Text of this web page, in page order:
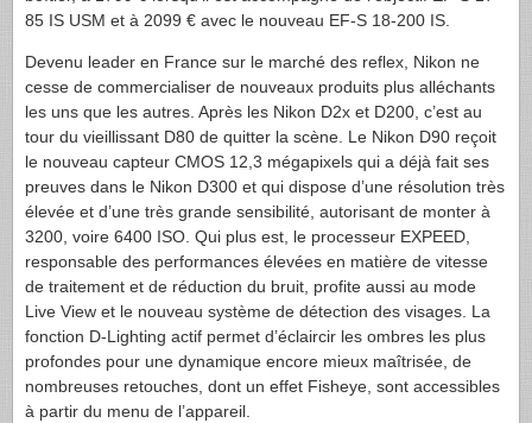
85 IS USM et à 2099 € avec le nouveau EF-S 18-200 IS.
Devenu leader en France sur le marché des reflex, Nikon ne
cesse de commercialiser de nouveaux produits plus alléchants
les uns que les autres. Après les Nikon D2x et D200, c’est au
tour du vieillissant D80 de quitter la scène. Le Nikon D90 reçoit
le nouveau capteur CMOS 12,3 mégapixels qui a déjà fait ses
preuves dans le Nikon D300 et qui dispose d’une résolution très
élevée et d’une très grande sensibilité, autorisant de monter à
3200, voire 6400 ISO . Qui plus est, le processeur EXPEED
responsable des performances élevées en matière de vitesse
de traitement et de réduction du bruit, profite aussi au mode
Live View et le nouveau système de détection des visages. La
fonction D-Lighting actif permet d’éclaircir les ombres les plus
profondes pour une dynamique encore mieux maîtrisée, de
nombreuses retouches, dont un effet Fisheye, sont accessibles
à partir du menu de l’appareil.